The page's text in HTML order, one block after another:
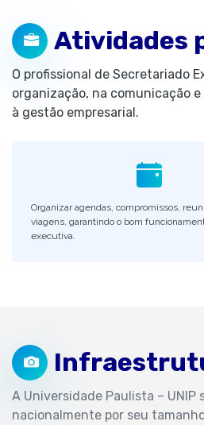
Atividades
O profissional de Secretariado
organização, na comunicação
à gestão empresarial.
Organizar agendas, compromissos,
viagens, garantindo o bom
executiva.
A Universidade Paulista – UNIP
nacionalmente por seu